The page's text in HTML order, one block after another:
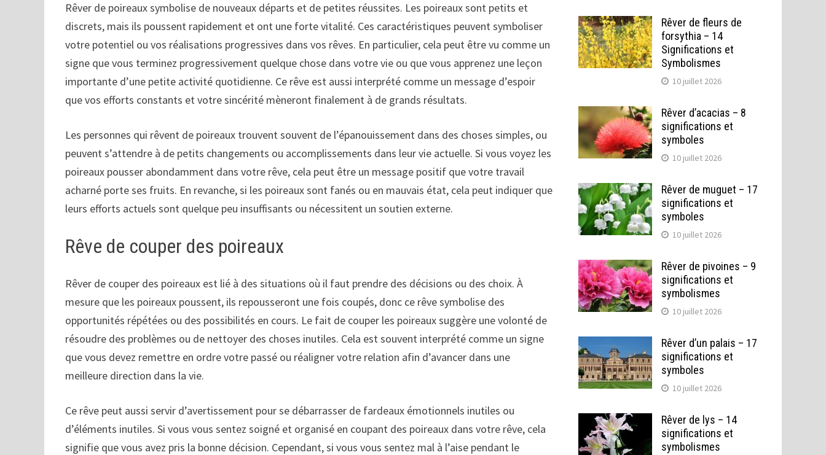
Rêver de poireaux symbolise de nouveaux départs et de petites réussites. Les poireaux sont petits et
discrets, mais ils poussent rapidement et ont une forte vitalité. Ces caractéristiques peuvent symboliser
votre potentiel ou vos réalisations progressives dans vos rêves. En particulier, cela peut être vu comme un
signe que vous terminez progressivement quelque chose dans votre vie ou que vous apprenez une leçon
importante d’une petite activité quotidienne. Ce rêve est aussi interprété comme un message d’espoir
que vos efforts constants et votre sincérité mèneront finalement à de grands résultats.
Les personnes qui rêvent de poireaux trouvent souvent de l’épanouissement dans des choses simples, ou
peuvent s’attendre à de petits changements ou accomplissements dans leur vie actuelle. Si vous voyez les
poireaux pousser abondamment dans votre rêve, cela peut être un message positif que votre travail
acharné porte ses fruits. En revanche, si les poireaux sont fanés ou en mauvais état, cela peut indiquer que
leurs efforts actuels sont quelque peu insuffisants ou nécessitent un soutien externe.
Rêve de couper des poireaux
Rêver de couper des poireaux est lié à des situations où il faut prendre des décisions ou des choix. À
mesure que les poireaux poussent, ils repousseront une fois coupés, donc ce rêve symbolise des
opportunités répétées ou des possibilités en cours. Le fait de couper les poireaux suggère une volonté de
résoudre des problèmes ou de nettoyer des choses inutiles. Cela est souvent interprété comme un signe
que vous devez remettre en ordre votre passé ou réaligner votre relation afin d’avancer dans une
meilleure direction dans la vie.
Ce rêve peut aussi servir d’avertissement pour se débarrasser de fardeaux émotionnels inutiles ou
d’éléments inutiles. Si vous vous sentez soigné et organisé en coupant des poireaux dans votre rêve, cela
signifie que vous avez pris la bonne décision. Cependant, si vous vous sentez mal à l’aise pendant le
Rêver de fleurs de
forsythia – 14
Significations et
Symbolismes
10 juillet 2026
Rêver d’acacias – 8
significations et
symboles
10 juillet 2026
Rêver de muguet – 17
significations et
symboles
10 juillet 2026
Rêver de pivoines – 9
significations et
symbolismes
10 juillet 2026
Rêver d’un palais – 17
significations et
symboles
10 juillet 2026
Rêver de lys – 14
significations et
symbolismes